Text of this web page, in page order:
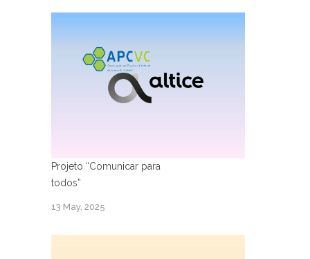
Projeto “Comunicar para
todos”
13 May, 2025